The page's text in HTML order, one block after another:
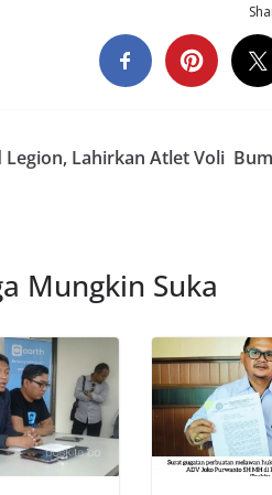
Legion, Lahirkan Atlet Voli
Mungkin Suka